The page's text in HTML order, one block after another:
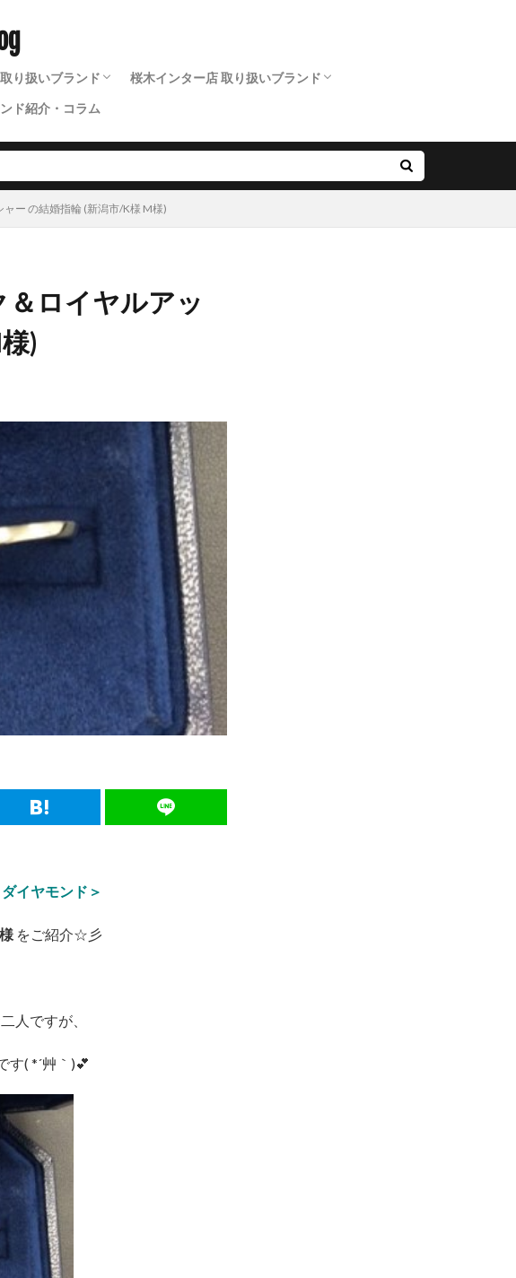
り扱いブランド
（ニューヨークニワカ）
ニワカ）
桜木インター店 取り扱いブランド
ド紹介・コラム
ー の結婚指輪 (新潟市/K様 M様)
＆ロイヤルアッ
)
イヤモンド＞
をご紹介☆彡
人ですが、
す( *´艸｀)💕